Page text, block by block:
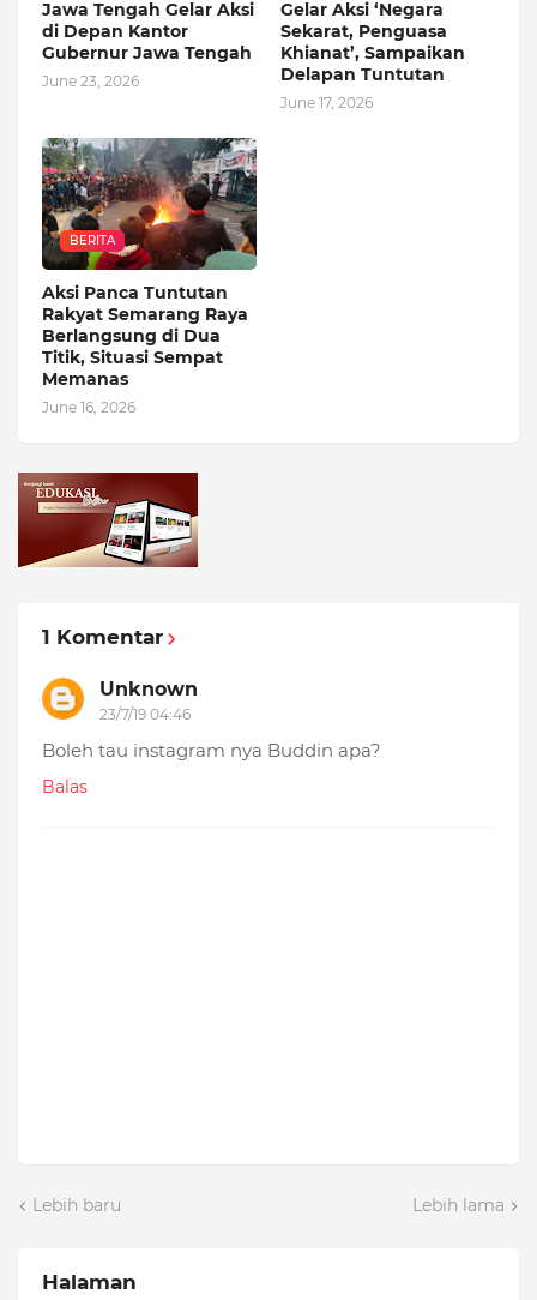
Jawa Tengah Gelar Aksi
di Depan Kantor
Gubernur Jawa Tengah
June 23, 2026
Gelar Aksi ‘Negara
Sekarat, Penguasa
Khianat’, Sampaikan
Delapan Tuntutan
June 17, 2026
BERITA
Aksi Panca Tuntutan
Rakyat Semarang Raya
Berlangsung di Dua
Titik, Situasi Sempat
Memanas
June 16, 2026
1 Komentar
Unknown
23/7/19 04:46
Boleh tau instagram nya Buddin apa?
Balas
Lebih baru Lebih lama
Halaman